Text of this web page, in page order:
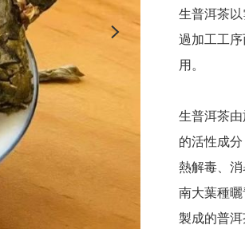
生普洱茶
過加工工
用。
生普洱茶
的活性成
熱解毒、
南大葉種
製成的普洱